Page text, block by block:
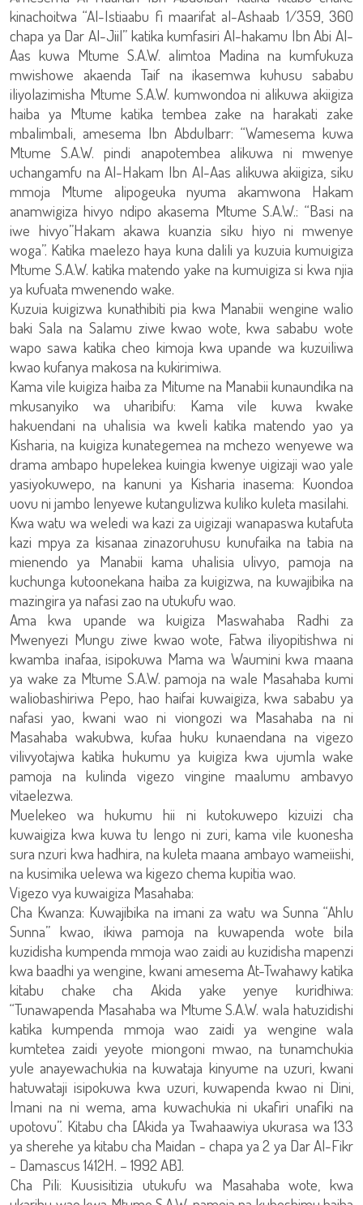
kinachoitwa “Al-Istiaabu fi maarifat al-Ashaab 1/359, 360
chapa ya Dar Al-Jiil” katika kumfasiri Al-hakamu Ibn Abi Al-
Aas kuwa Mtume S.A.W. alimtoa Madina na kumfukuza
mwishowe akaenda Taif na ikasemwa kuhusu sababu
iliyolazimisha Mtume S.A.W. kumwondoa ni alikuwa akiigiza
haiba ya Mtume katika tembea zake na harakati zake
mbalimbali, amesema Ibn Abdulbarr: “Wamesema kuwa
Mtume S.A.W. pindi anapotembea alikuwa ni mwenye
uchangamfu na Al-Hakam Ibn Al-Aas alikuwa akiigiza, siku
mmoja Mtume alipogeuka nyuma akamwona Hakam
anamwigiza hivyo ndipo akasema Mtume S.A.W.: “Basi na
iwe hivyo”Hakam akawa kuanzia siku hiyo ni mwenye
woga”. Katika maelezo haya kuna dalili ya kuzuia kumuigiza
Mtume S.A.W. katika matendo yake na kumuigiza si kwa njia
ya kufuata mwenendo wake.
Kuzuia kuigizwa kunathibiti pia kwa Manabii wengine walio
baki Sala na Salamu ziwe kwao wote, kwa sababu wote
wapo sawa katika cheo kimoja kwa upande wa kuzuiliwa
kwao kufanya makosa na kukirimiwa.
Kama vile kuigiza haiba za Mitume na Manabii kunaundika na
mkusanyiko wa uharibifu: Kama vile kuwa kwake
hakuendani na uhalisia wa kweli katika matendo yao ya
Kisharia, na kuigiza kunategemea na mchezo wenyewe wa
drama ambapo hupelekea kuingia kwenye uigizaji wao yale
yasiyokuwepo, na kanuni ya Kisharia inasema: Kuondoa
uovu ni jambo lenyewe kutangulizwa kuliko kuleta masilahi.
Kwa watu wa weledi wa kazi za uigizaji wanapaswa kutafuta
kazi mpya za kisanaa zinazoruhusu kunufaika na tabia na
mienendo ya Manabii kama uhalisia ulivyo, pamoja na
kuchunga kutoonekana haiba za kuigizwa, na kuwajibika na
mazingira ya nafasi zao na utukufu wao.
Ama kwa upande wa kuigiza Maswahaba Radhi za
Mwenyezi Mungu ziwe kwao wote, Fatwa iliyopitishwa ni
kwamba inafaa, isipokuwa Mama wa Waumini kwa maana
ya wake za Mtume S.A.W. pamoja na wale Masahaba kumi
waliobashiriwa Pepo, hao haifai kuwaigiza, kwa sababu ya
nafasi yao, kwani wao ni viongozi wa Masahaba na ni
Masahaba wakubwa, kufaa huku kunaendana na vigezo
vilivyotajwa katika hukumu ya kuigiza kwa ujumla wake
pamoja na kulinda vigezo vingine maalumu ambavyo
vitaelezwa.
Muelekeo wa hukumu hii ni kutokuwepo kizuizi cha
kuwaigiza kwa kuwa tu lengo ni zuri, kama vile kuonesha
sura nzuri kwa hadhira, na kuleta maana ambayo wameiishi,
na kusimika uelewa wa kigezo chema kupitia wao.
Vigezo vya kuwaigiza Masahaba:
Cha Kwanza: Kuwajibika na imani za watu wa Sunna “Ahlu
Sunna” kwao, ikiwa pamoja na kuwapenda wote bila
kuzidisha kumpenda mmoja wao zaidi au kuzidisha mapenzi
kwa baadhi ya wengine, kwani amesema At-Twahawy katika
kitabu chake cha Akida yake yenye kuridhiwa:
“Tunawapenda Masahaba wa Mtume S.A.W. wala hatuzidishi
katika kumpenda mmoja wao zaidi ya wengine wala
kumtetea zaidi yeyote miongoni mwao, na tunamchukia
yule anayewachukia na kuwataja kinyume na uzuri, kwani
hatuwataji isipokuwa kwa uzuri, kuwapenda kwao ni Dini,
Imani na ni wema, ama kuwachukia ni ukafiri unafiki na
upotovu”. Kitabu cha [Akida ya Twahaawiya ukurasa wa 133
ya sherehe ya kitabu cha Maidan - chapa ya 2 ya Dar Al-Fikr
- Damascus 1412H. – 1992 AB].
Cha Pili: Kuusisitizia utukufu wa Masahaba wote, kwa